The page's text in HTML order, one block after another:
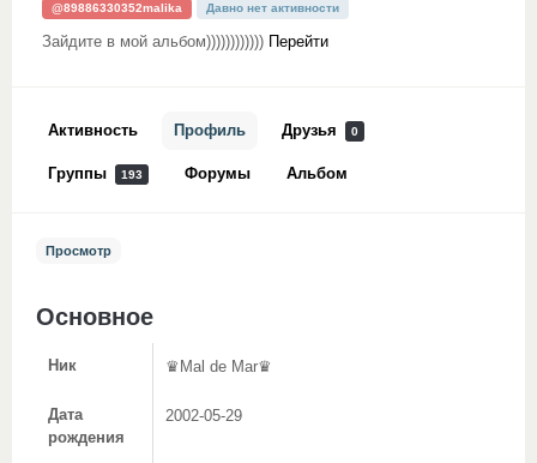
@89886330352malika Давно нет активности
Зайдите в мой альбом)))))))))))) Перейти
Активность Профиль Друзья 0
Группы 193 Форумы Альбом
Просмотр
Основное
Ник ♛Mal de Mar♛
Дата
рождения
2002-05-29